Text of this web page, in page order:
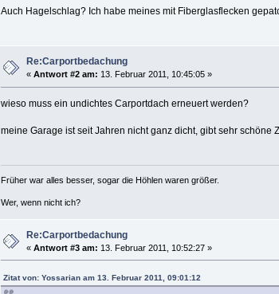
Auch Hagelschlag? Ich habe meines mit Fiberglasflecken
Re:Carportbedachung
«Antwort #2 am: 13. Februar 2011, 10:45:05 »
wieso muss ein undichtes Carportdach erneuert werden?
meine Garage ist seit Jahren nicht ganz dicht, gibt sehr schöne
Früher war alles besser, sogar die Höhlen waren größer.
Wer, wenn nicht ich?
Re:Carportbedachung
«Antwort #3 am: 13. Februar 2011, 10:52:27 »
Zitat von: Yossarian am 13. Februar 2011, 09:01:12